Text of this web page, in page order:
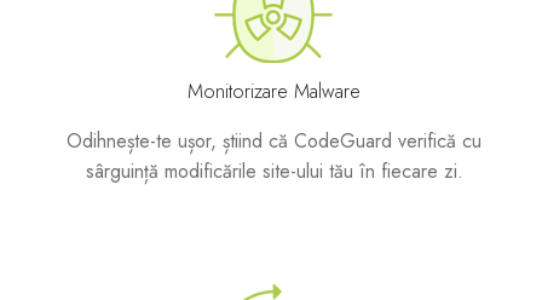
Monitorizare Malware
Odihnește-te ușor, știind că CodeGuard verifică cu
sârguință modificările site-ului tău în fiecare zi.